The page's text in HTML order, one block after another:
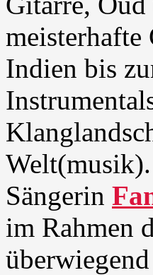
Indien bis
Sängerin
im Rahmen